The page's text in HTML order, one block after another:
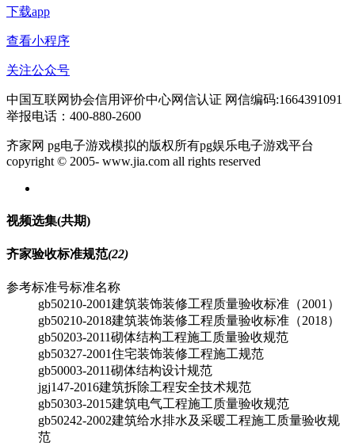
下载app
查看小程序
关注公众号
中国互联网协会信用评价中心网信认证 网信编码:1664391091
举报电话：400-880-2600
齐家网 pg电子游戏模拟的版权所有pg娱乐电子游戏平台
copyright © 2005- www.jia.com all rights reserved
视频选集(共期)
齐家验收标准规范(22)
参考标准号标准名称
gb50210-2001建筑装饰装修工程质量验收标准（2001）
gb50210-2018建筑装饰装修工程质量验收标准（2018）
gb50203-2011砌体结构工程施工质量验收规范
gb50327-2001住宅装饰装修工程施工规范
gb50003-2011砌体结构设计规范
jgj147-2016建筑拆除工程安全技术规范
gb50303-2015建筑电气工程施工质量验收规范
gb50242-2002建筑给水排水及采暖工程施工质量验收规
范